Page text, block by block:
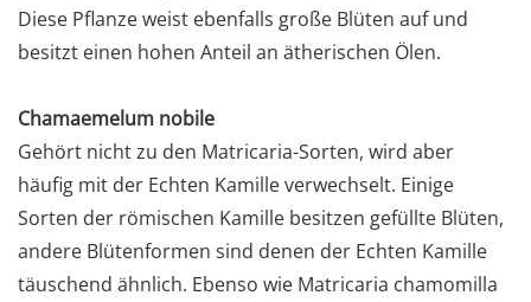
Diese Pflanze weist ebenfalls große Blüten auf und
besitzt einen hohen Anteil an ätherischen Ölen.
Chamaemelum nobile
Gehört nicht zu den Matricaria-Sorten, wird aber
häufig mit der Echten Kamille verwechselt. Einige
Sorten der römischen Kamille besitzen gefüllte Blüten,
andere Blütenformen sind denen der Echten Kamille
täuschend ähnlich. Ebenso wie Matricaria chamomilla